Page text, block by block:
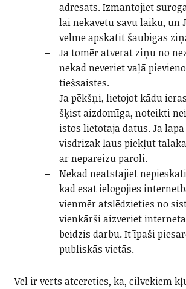
adresāts. Izmantojiet
lai nekavētu savu laiku, un
vēlme apskatīt šaubīgas
Ja tomēr atverat ziņu no
nekad neveriet vaļā
tiešsaistes.
Ja pēkšņi, lietojot kādu
šķist aizdomīga, noteikti
īstos lietotāja datus. Ja
visdrīzāk ļaus piekļūt
ar nepareizu paroli.
Nekad neatstājiet
kad esat ielogojies
vienmēr atslēdzieties no
vienkārši aizveriet
beidzis darbu. It īpaši
publiskās vietās.
Vēl ir vērts atcerēties, ka, cilvēkiem